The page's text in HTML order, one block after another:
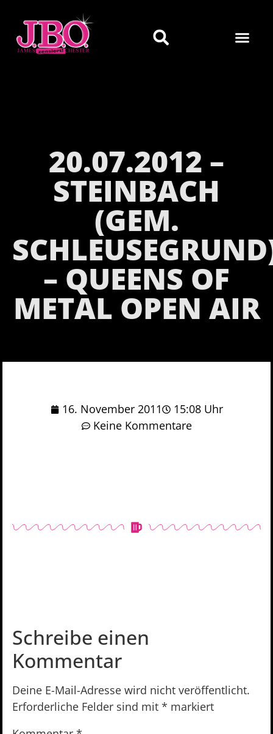
20.07.2012 –
STEINBACH
(GEM.
– QUEENS OF
METAL OPEN AIR
16. November 2011
15:08 Uhr
Keine Kommentare
Schreibe einen
Kommentar
Deine E-Mail-Adresse wird nicht veröffentlicht.
Erforderliche Felder sind mit * markiert